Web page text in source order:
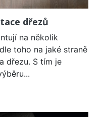
dřezů
na několik
toho na jaké straně
dřezu. S tím je